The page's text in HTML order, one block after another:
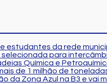
estudantes da rede
para
Química e
de 1 milhão de
da Zona Azul na B3 e